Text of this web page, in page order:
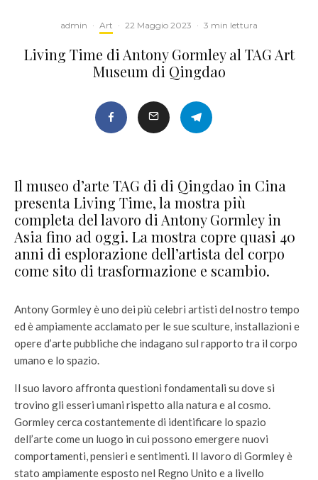
admin · Art · 22 Maggio 2023 · 3 min lettura
Living Time di Antony Gormley al TAG Art
Museum di Qingdao
Il museo d’arte TAG di di Qingdao in Cina
presenta Living Time, la mostra più
completa del lavoro di Antony Gormley in
Asia fino ad oggi. La mostra copre quasi 40
anni di esplorazione dell’artista del corpo
come sito di trasformazione e scambio.
Antony Gormley è uno dei più celebri artisti del nostro tempo
ed è ampiamente acclamato per le sue sculture, installazioni e
opere d’arte pubbliche che indagano sul rapporto tra il corpo
umano e lo spazio.
Il suo lavoro affronta questioni fondamentali su dove si
trovino gli esseri umani rispetto alla natura e al cosmo.
Gormley cerca costantemente di identificare lo spazio
dell’arte come un luogo in cui possono emergere nuovi
comportamenti, pensieri e sentimenti. Il lavoro di Gormley è
stato ampiamente esposto nel Regno Unito e a livello